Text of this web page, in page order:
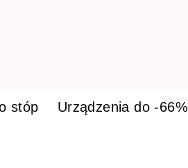
stóp Urządzenia do -66%